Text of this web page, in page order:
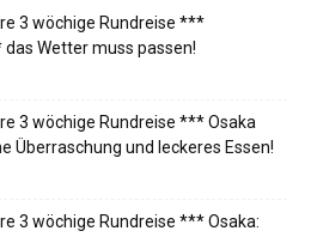
3 wöchige Rundreise ***
Wetter muss passen!
3 wöchige Rundreise *** Osaka
Überraschung und leckeres Essen!
3 wöchige Rundreise *** Osaka: